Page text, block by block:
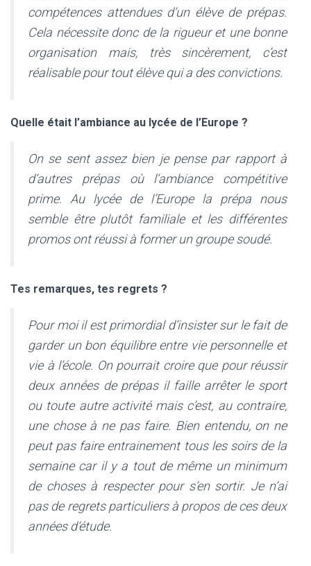
compétences attendues d’un élève de prépas.
Cela nécessite donc de la rigueur et une bonne
organisation mais, très sincèrement, c’est
réalisable pour tout élève qui a des convictions.
Quelle était l’ambiance au lycée de l’Europe ?
On se sent assez bien je pense par rapport à
d’autres prépas où l’ambiance compétitive
prime. Au lycée de l’Europe la prépa nous
semble être plutôt familiale et les différentes
promos ont réussi à former un groupe soudé.
Tes remarques, tes regrets ?
Pour moi il est primordial d’insister sur le fait de
garder un bon équilibre entre vie personnelle et
vie à l’école. On pourrait croire que pour réussir
deux années de prépas il faille arrêter le sport
ou toute autre activité mais c’est, au contraire,
une chose à ne pas faire. Bien entendu, on ne
peut pas faire entrainement tous les soirs de la
semaine car il y a tout de même un minimum
de choses à respecter pour s’en sortir. Je n’ai
pas de regrets particuliers à propos de ces deux
années d’étude.